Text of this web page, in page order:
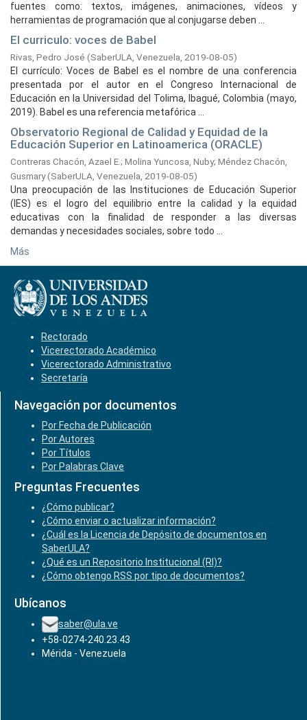
fuentes como: textos, imágenes, animaciones, vídeos y
herramientas de programación que al conjugarse deben ...
El curriculo: voces de Babel
Rivas, Pedro José (SaberULA, Venezuela, 2019-08-05)
El currículo: Voces de Babel es el nombre de una conferencia
presentada por el autor en el Congreso Internacional de
Educación en la Universidad del Tolima, Ibagué, Colombia (mayo,
2019). Babel es una referencia metafórica ...
Observatorio Regional de Calidad y Equidad de la
Educación Superior en Latinoamerica (ORACLE)
Contreras Chacón, Azael E.; Molina Yuncosa, Nuby; Méndez Chacón,
Gusmary(SaberULA, Venezuela, 2019-08-05)
Una preocupación de las Instituciones de Educación Superior
(IES) es el logro del equilibrio entre la calidad y la equidad
educativas con la finalidad de responder a las diversas
demandas y necesidades sociales, sobre todo ...
Más
Rectorado
Vicerectorado Académico
Vicerectorado Administrativo
Secretaría
Navegación por documentos
Por Fecha de Publicación
Por Autores
Por Títulos
Por Palabras Clave
Preguntas Frecuentes
¿Cómo publicar?
¿Cómo enviar o actualizar información?
¿Cuál es la Licencia de Depósito de documentos en
SaberULA?
¿Qué es un Repositorio Institucional (RI)?
¿Cómo obtengo RSS por tipo de documentos?
Ubícanos
saber@ula.ve
+58-0274-240.23.43
Mérida - Venezuela